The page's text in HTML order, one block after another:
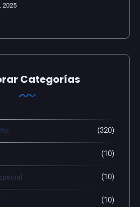
2025
Categorías
(320)
(10)
(10)
(10)